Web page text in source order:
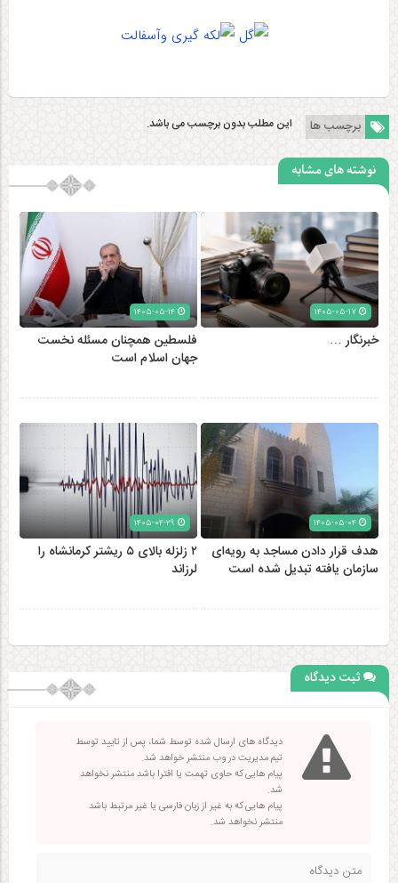
برچسب ها این مطلب بدون برچسب می باشد.
نوشته های مشابه
۱۴۰۵-۰۵-۱۷
خبرنگار …
فلسطین همچنان مسئله نخست
جهان اسلام است
۱۴۰۵-۰۵-۰۴
هدف قرار دادن مساجد به رویه‌ای
سازمان‌ یافته تبدیل شده است
۲ زلزله‌ بالای ۵ ریشتر کرمانشاه را
لرزاند
ثبت دیدگاه
دیدگاه های ارسال شده توسط شما، پس از تایید توسط
تیم مدیریت در وب منتشر خواهد شد.
پیام هایی که حاوی تهمت یا افترا باشد منتشر نخواهد
شد.
پیام هایی که به غیر از زبان فارسی یا غیر مرتبط باشد
منتشر نخواهد شد.